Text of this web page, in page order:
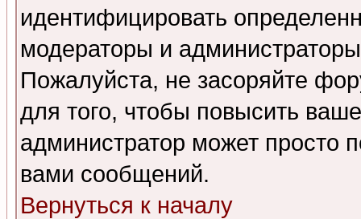
идентифицировать
модераторы и
Пожалуйста, не засоряйте
для того, чтобы повысить
администратор может просто
вами сообщений.
Вернуться к началу